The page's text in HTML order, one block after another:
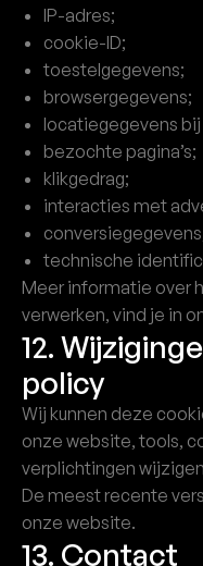
IP-adres;
cookie-ID;
toestelgegevens;
browsergegevens;
locatiegegevens
bezochte pagina’s;
klikgedrag;
interacties met
technische
Meer informatie over
verwerken, vind je in
12.
policy
Wij kunnen deze
onze website, tools,
verplichtingen
De meest recente
onze website.
13. Contact